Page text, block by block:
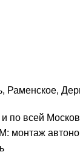
Раменское,
по всей
монтаж